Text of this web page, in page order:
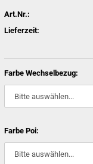
Art.Nr.:
Lieferzeit:
Farbe Wechselbezug:
Farbe Poi: